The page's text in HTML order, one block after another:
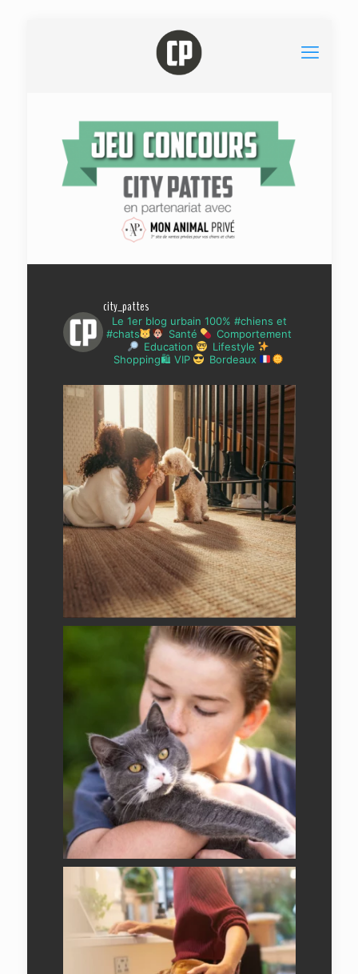
city_pattes
Le 1er blog urbain 100% #chiens et
#chats
Santé
Comportement
Education
Lifestyle
Shopping🛍 VIP
Bordeaux